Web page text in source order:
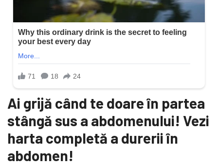
Ai grijă când te doare în partea
stângă sus a abdomenului! Vezi
harta completă a durerii în
abdomen!